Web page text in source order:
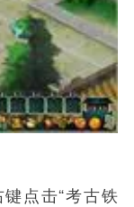
点击“考古铁